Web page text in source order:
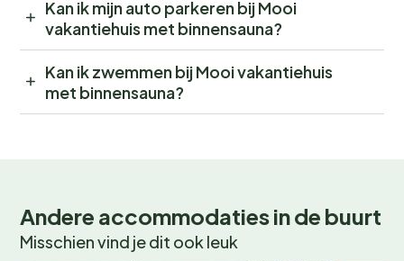
Kan ik mijn auto parkeren bij Mooi
vakantiehuis met binnensauna?
Kan ik zwemmen bij Mooi vakantiehuis
met binnensauna?
Andere accommodaties in de buurt
Misschien vind je dit ook leuk